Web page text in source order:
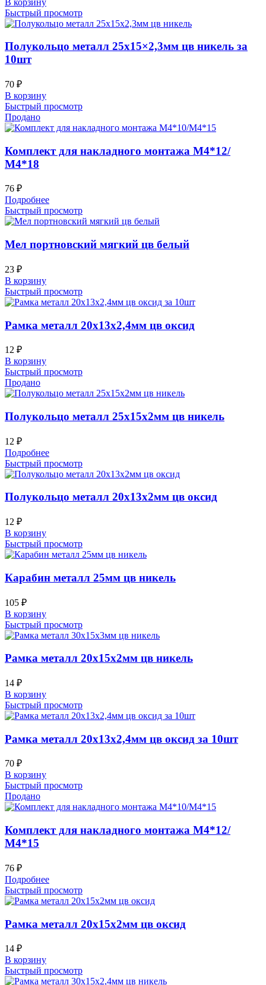
Быстрый просмотр
Полукольцо металл 25х15×2,3мм цв никель за
10шт
70 ₽
В корзину
Быстрый просмотр
Продано
Комплект для накладного монтажа М4*12/
М4*18
76 ₽
Подробнее
Быстрый просмотр
Мел портновский мягкий цв белый
23 ₽
В корзину
Быстрый просмотр
Рамка металл 20х13х2,4мм цв оксид
12 ₽
В корзину
Быстрый просмотр
Продано
Полукольцо металл 25х15х2мм цв никель
12 ₽
Подробнее
Быстрый просмотр
Полукольцо металл 20х13х2мм цв оксид
12 ₽
В корзину
Быстрый просмотр
Карабин металл 25мм цв никель
105 ₽
В корзину
Быстрый просмотр
Рамка металл 20х15х2мм цв никель
14 ₽
В корзину
Быстрый просмотр
Рамка металл 20х13х2,4мм цв оксид за 10шт
70 ₽
В корзину
Быстрый просмотр
Продано
Комплект для накладного монтажа М4*12/
М4*15
76 ₽
Подробнее
Быстрый просмотр
Рамка металл 20х15х2мм цв оксид
14 ₽
В корзину
Быстрый просмотр